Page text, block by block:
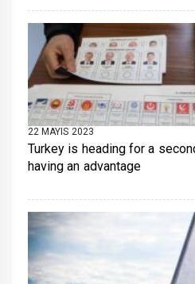
22 MAYIS 2023
Turkey is heading for a
having an advantage